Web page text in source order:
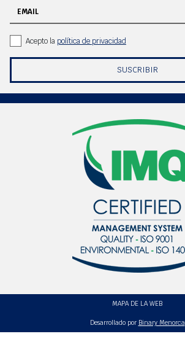
EMAIL
Acepto la política de privacidad
SUSCRIBIR
MAPA DE LA WEB
Desarrollado por Binary Menorca